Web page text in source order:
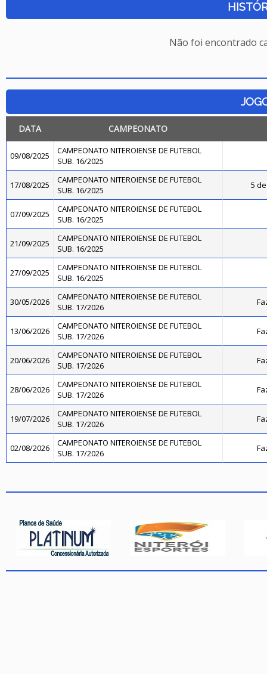
Não foi encontrado
DATA CAMPEONATO
09/08/2025
CAMPEONATO NITEROIENSE DE FUTEBOL
SUB. 16/2025
17/08/2025
CAMPEONATO NITEROIENSE DE FUTEBOL
SUB. 16/2025
5
07/09/2025
CAMPEONATO NITEROIENSE DE FUTEBOL
SUB. 16/2025
21/09/2025
CAMPEONATO NITEROIENSE DE FUTEBOL
SUB. 16/2025
27/09/2025
CAMPEONATO NITEROIENSE DE FUTEBOL
SUB. 16/2025
30/05/2026
CAMPEONATO NITEROIENSE DE FUTEBOL
SUB. 17/2026
13/06/2026
CAMPEONATO NITEROIENSE DE FUTEBOL
SUB. 17/2026
20/06/2026
CAMPEONATO NITEROIENSE DE FUTEBOL
SUB. 17/2026
28/06/2026
CAMPEONATO NITEROIENSE DE FUTEBOL
SUB. 17/2026
19/07/2026
CAMPEONATO NITEROIENSE DE FUTEBOL
SUB. 17/2026
02/08/2026
CAMPEONATO NITEROIENSE DE FUTEBOL
SUB. 17/2026